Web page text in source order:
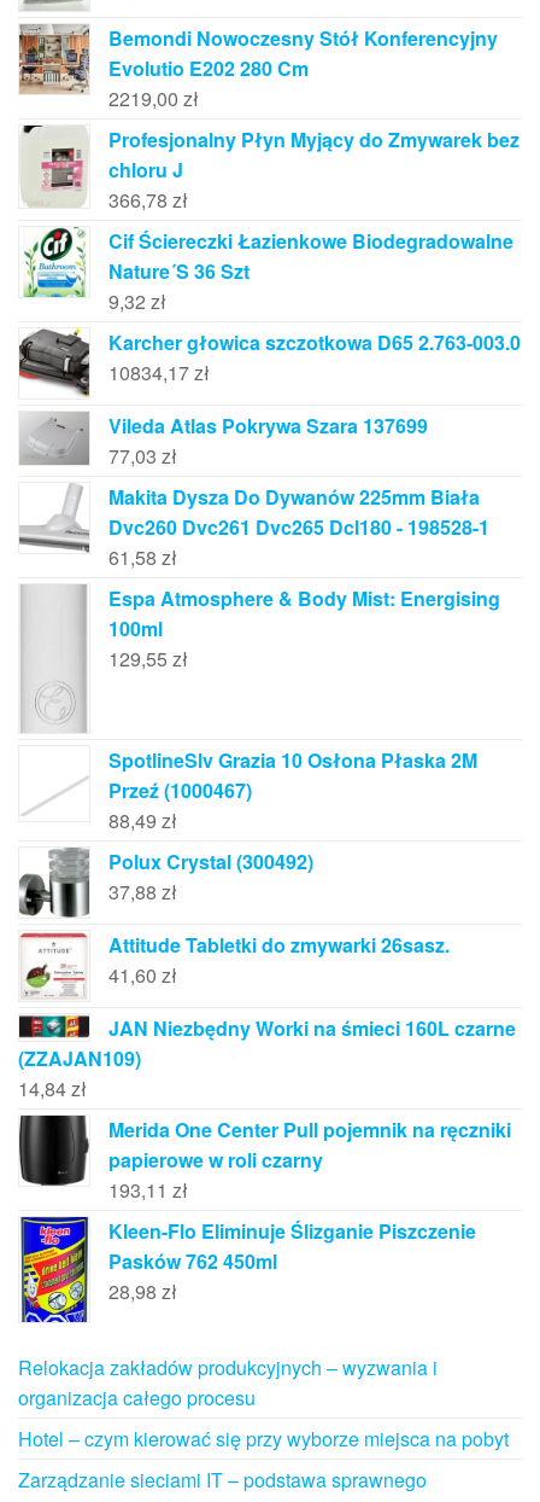
Bemondi Nowoczesny Stół Konferencyjny
Evolutio E202 280 Cm
2219,00 zł
Profesjonalny Płyn Myjący do Zmywarek bez
chloru J
366,78 zł
Cif Ściereczki Łazienkowe Biodegradowalne
Nature´S 36 Szt
9,32 zł
Karcher głowica szczotkowa D65 2.763-003.0
10834,17zł
Vileda Atlas Pokrywa Szara 137699
77,03 zł
Makita Dysza Do Dywanów 225mm Biała
Dvc260 Dvc261 Dvc265 Dcl180 - 198528-1
61,58 zł
Espa Atmosphere & Body Mist: Energising
100ml
129,55 zł
SpotlineSlv Grazia 10 Osłona Płaska 2M
Przeź (1000467)
88,49 zł
Polux Crystal (300492)
37,88 zł
Attitude Tabletki do zmywarki 26sasz.
41,60 zł
JAN Niezbędny Worki na śmieci 160L czarne
(ZZAJAN109)
14,84zł
Merida One Center Pull pojemnik na ręczniki
papierowe w roli czarny
193,11 zł
Kleen-Flo Eliminuje Ślizganie Piszczenie
Pasków 762 450ml
28,98 zł
Relokacja zakładów produkcyjnych – wyzwania i
organizacja całego procesu
Hotel – czym kierować się przy wyborze miejsca na pobyt
Zarządzanie sieciami IT – podstawa sprawnego